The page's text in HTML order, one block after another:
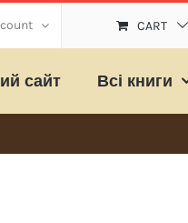
CART
сайт Всі книги